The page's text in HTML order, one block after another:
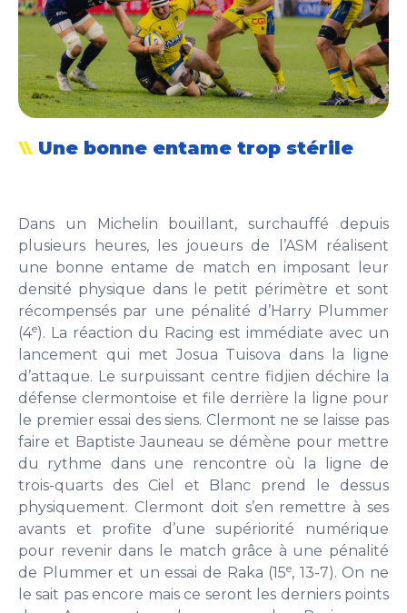
Une bonne entame trop stérile
Dans un Michelin bouillant, surchauffé depuis
plusieurs heures, les joueurs de l’ASM réalisent
une bonne entame de match en imposant leur
densité physique dans le petit périmètre et sont
récompensés par une pénalité d’Harry Plummer
(4e). La réaction du Racing est immédiate avec un
lancement qui met Josua Tuisova dans la ligne
d’attaque. Le surpuissant centre fidjien déchire la
défense clermontoise et file derrière la ligne pour
le premier essai des siens. Clermont ne se laisse pas
faire et Baptiste Jauneau se démène pour mettre
du rythme dans une rencontre où la ligne de
trois-quarts des Ciel et Blanc prend le dessus
physiquement. Clermont doit s’en remettre à ses
avants et profite d’une supériorité numérique
pour revenir dans le match grâce à une pénalité
de Plummer et un essai de Raka (15e, 13-7). On ne
le sait pas encore mais ce seront les derniers points